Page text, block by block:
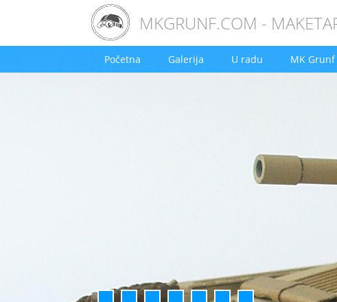
MKGRUNF.COM -
Početna Galerija U radu MK Grunf